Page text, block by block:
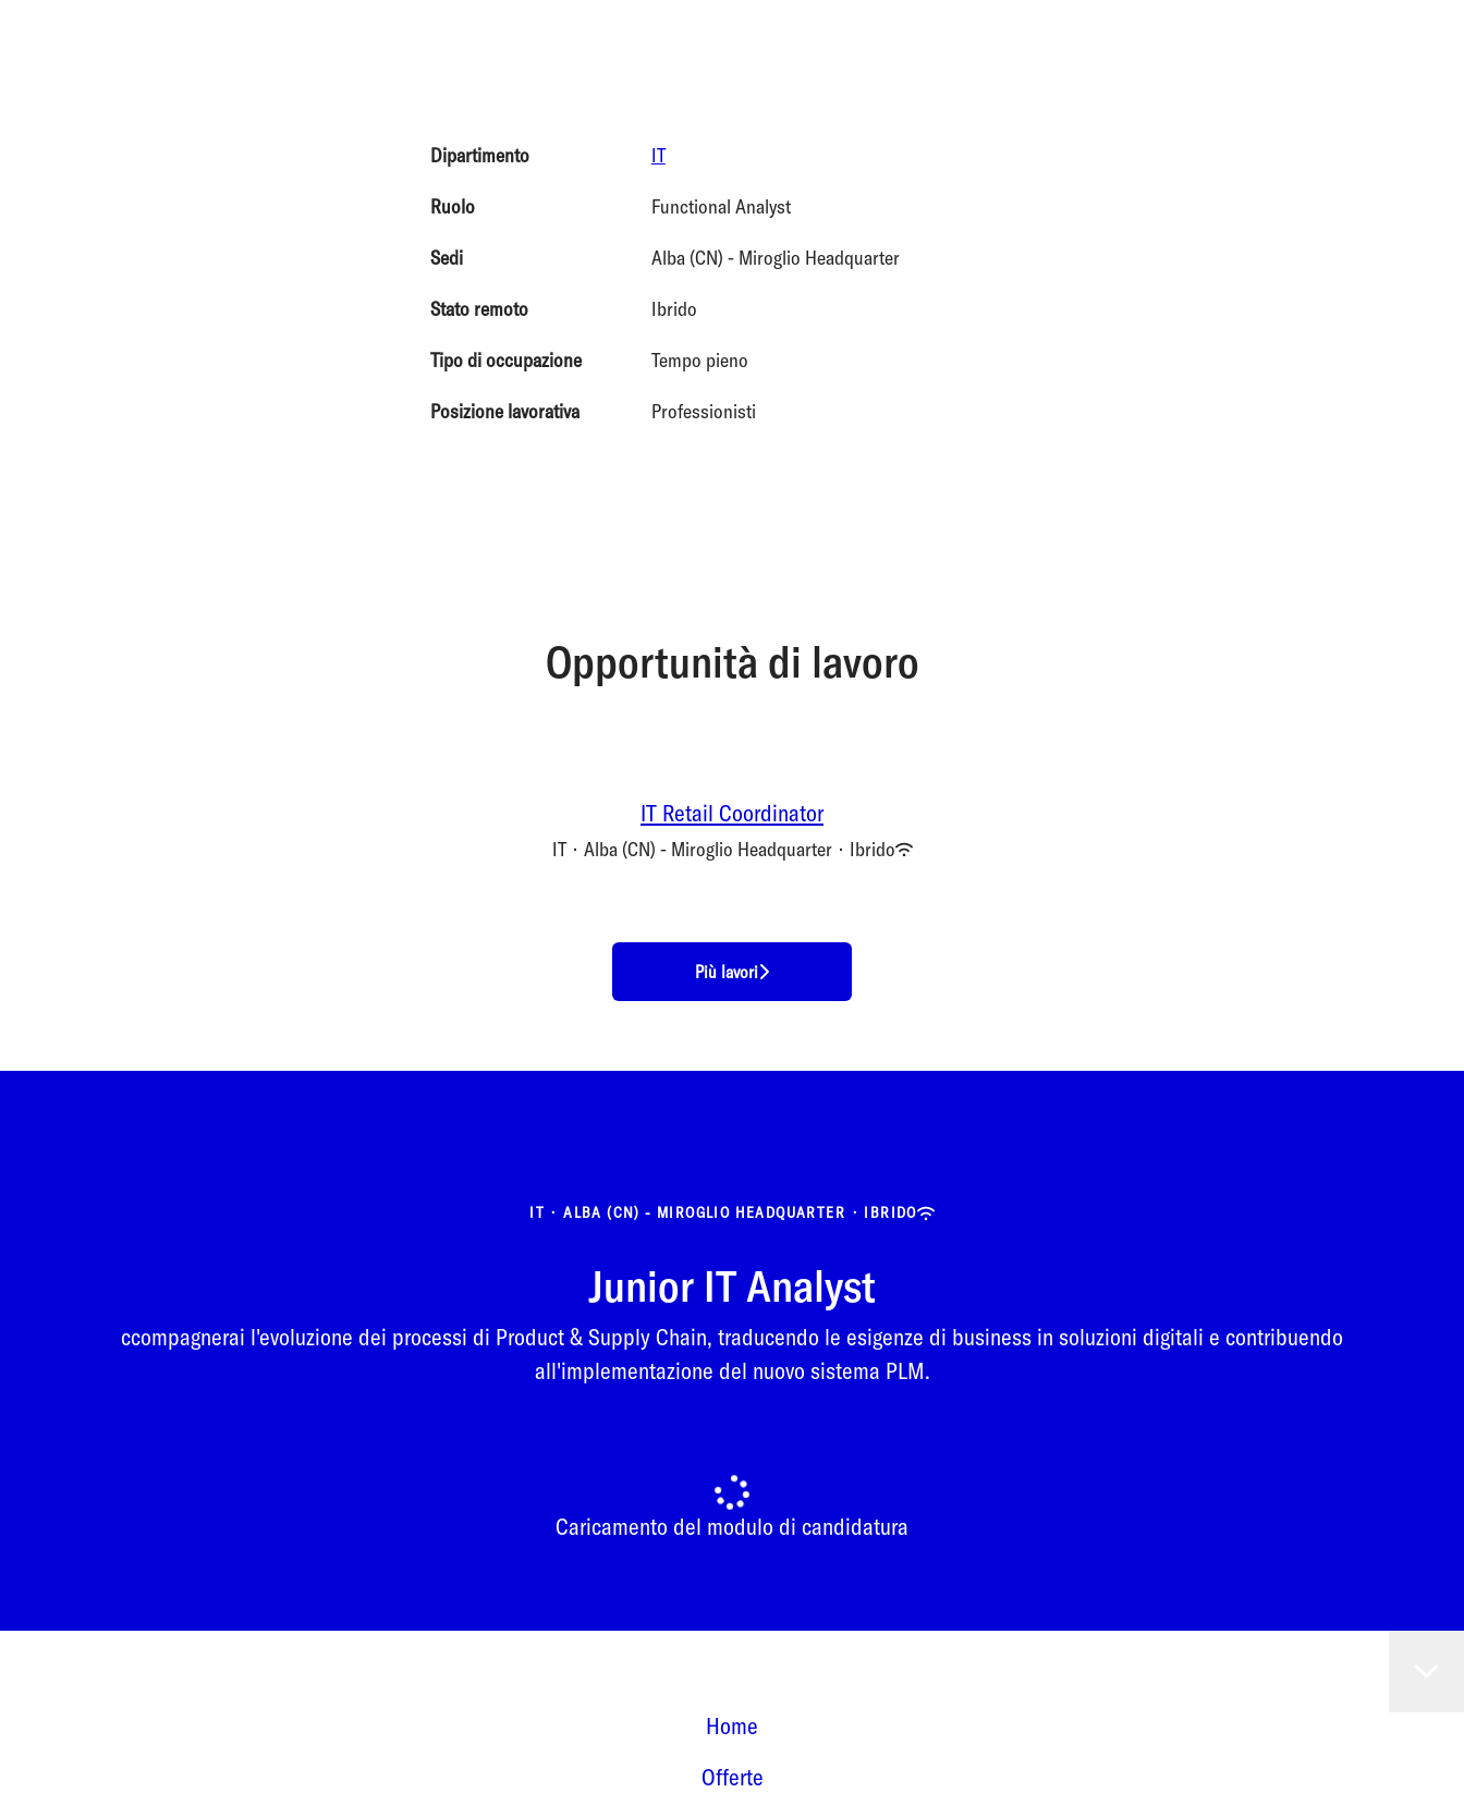
Dipartimento IT
Ruolo Functional Analyst
Sedi Alba (CN) - Miroglio Headquarter
Stato remoto Ibrido
Tipo di occupazione Tempo pieno
Posizione lavorativa Professionisti
Opportunità di lavoro
IT Retail Coordinator
IT · Alba (CN) - Miroglio Headquarter · Ibrido
Più lavori
IT · ALBA (CN) - MIROGLIO HEADQUARTER · IBRIDO
Junior IT Analyst
ccompagnerai l'evoluzione dei processi di Product & Supply Chain, traducendo le esigenze di business in soluzioni digitali e contribuendo
all'implementazione del nuovo sistema PLM.
Caricamento del modulo di candidatura
Home
Offerte